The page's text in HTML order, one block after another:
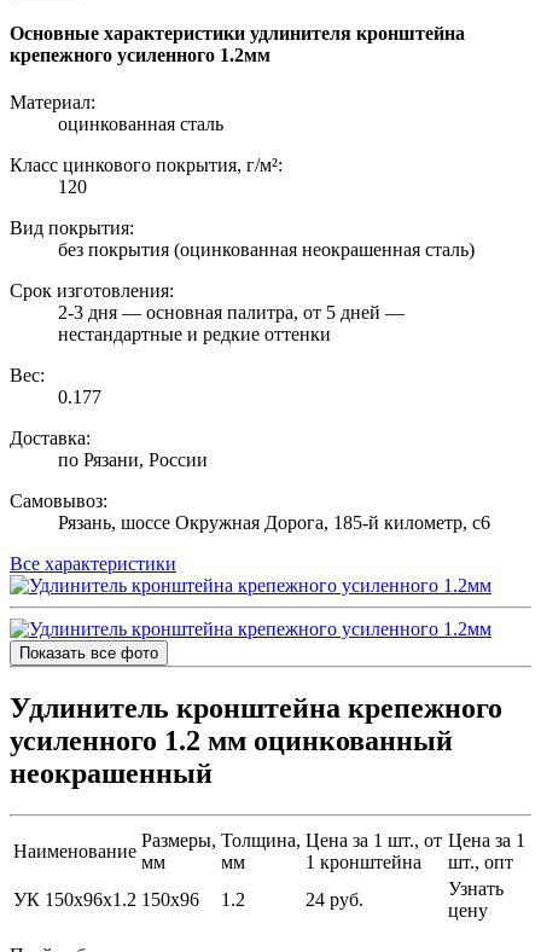
Основные характеристики удлинителя кронштейна
крепежного усиленного 1.2мм
Материал:
оцинкованная сталь
Класс цинкового покрытия, г/м²:
120
Вид покрытия:
без покрытия (оцинкованная неокрашенная сталь)
Срок изготовления:
2-3 дня — основная палитра, от 5 дней —
нестандартные и редкие оттенки
Вес:
0.177
Доставка:
по Рязани, России
Самовывоз:
Рязань, шоссе Окружная Дорога, 185-й километр, с6
Все характеристики
Показать все фото
Удлинитель кронштейна крепежного
усиленного 1.2 мм оцинкованный
неокрашенный
Наименование
Размеры,
мм
Толщина,
мм
Цена за 1 шт., от
1 кронштейна
Цена за 1
шт., опт
УК 150х96х1.2 150х96 1.2 24 руб.
Узнать
цену